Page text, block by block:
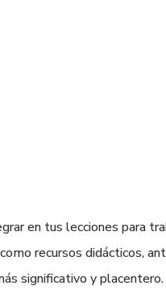
en tus lecciones para
recursos didácticos,
significativo y placentero.